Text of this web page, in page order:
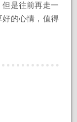
是往前再走一
的心情，值得